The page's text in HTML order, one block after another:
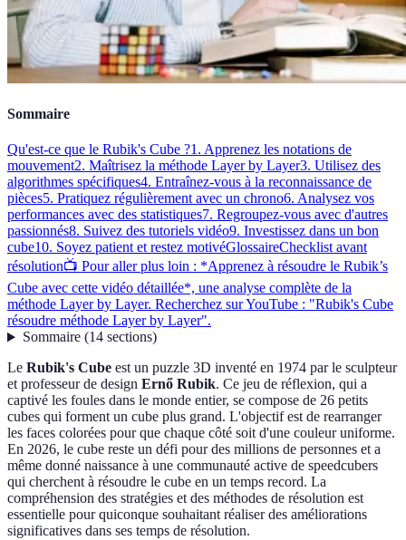
Sommaire
Qu'est-ce que le Rubik's Cube ?1. Apprenez les notations de
mouvement2. Maîtrisez la méthode Layer by Layer3. Utilisez des
algorithmes spécifiques4. Entraînez-vous à la reconnaissance de
pièces5. Pratiquez régulièrement avec un chrono6. Analysez vos
performances avec des statistiques7. Regroupez-vous avec d'autres
passionnés8. Suivez des tutoriels vidéo9. Investissez dans un bon
cube10. Soyez patient et restez motivéGlossaireChecklist avant
résolution📺 Pour aller plus loin : *Apprenez à résoudre le Rubik’s
Cube avec cette vidéo détaillée*, une analyse complète de la
méthode Layer by Layer. Recherchez sur YouTube : "Rubik's Cube
résoudre méthode Layer by Layer".
Sommaire(14 sections)
Le Rubik's Cube est un puzzle 3D inventé en 1974 par le sculpteur
et professeur de design Ernő Rubik. Ce jeu de réflexion, qui a
captivé les foules dans le monde entier, se compose de 26 petits
cubes qui forment un cube plus grand. L'objectif est de rearranger
les faces colorées pour que chaque côté soit d'une couleur uniforme.
En 2026, le cube reste un défi pour des millions de personnes et a
même donné naissance à une communauté active de speedcubers
qui cherchent à résoudre le cube en un temps record. La
compréhension des stratégies et des méthodes de résolution est
essentielle pour quiconque souhaitant réaliser des améliorations
significatives dans ses temps de résolution.